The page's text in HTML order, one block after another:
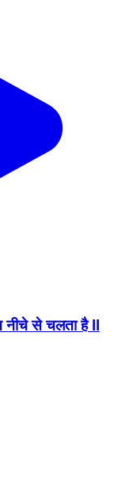
नीचे से चलता है ll